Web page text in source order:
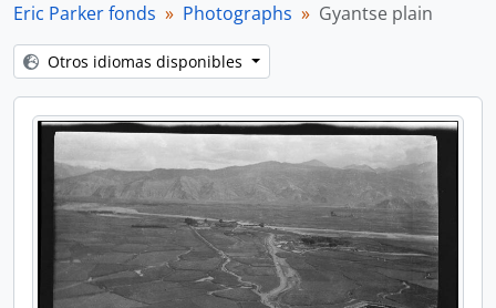
Eric Parker fonds Photographs Gyantse plain
Otros idiomas disponibles